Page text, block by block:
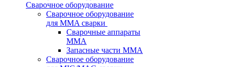
Сварочное оборудование
Сварочное оборудование
для MMA сварки
Сварочные аппараты
MMA
Запасные части MMA
Сварочное оборудование